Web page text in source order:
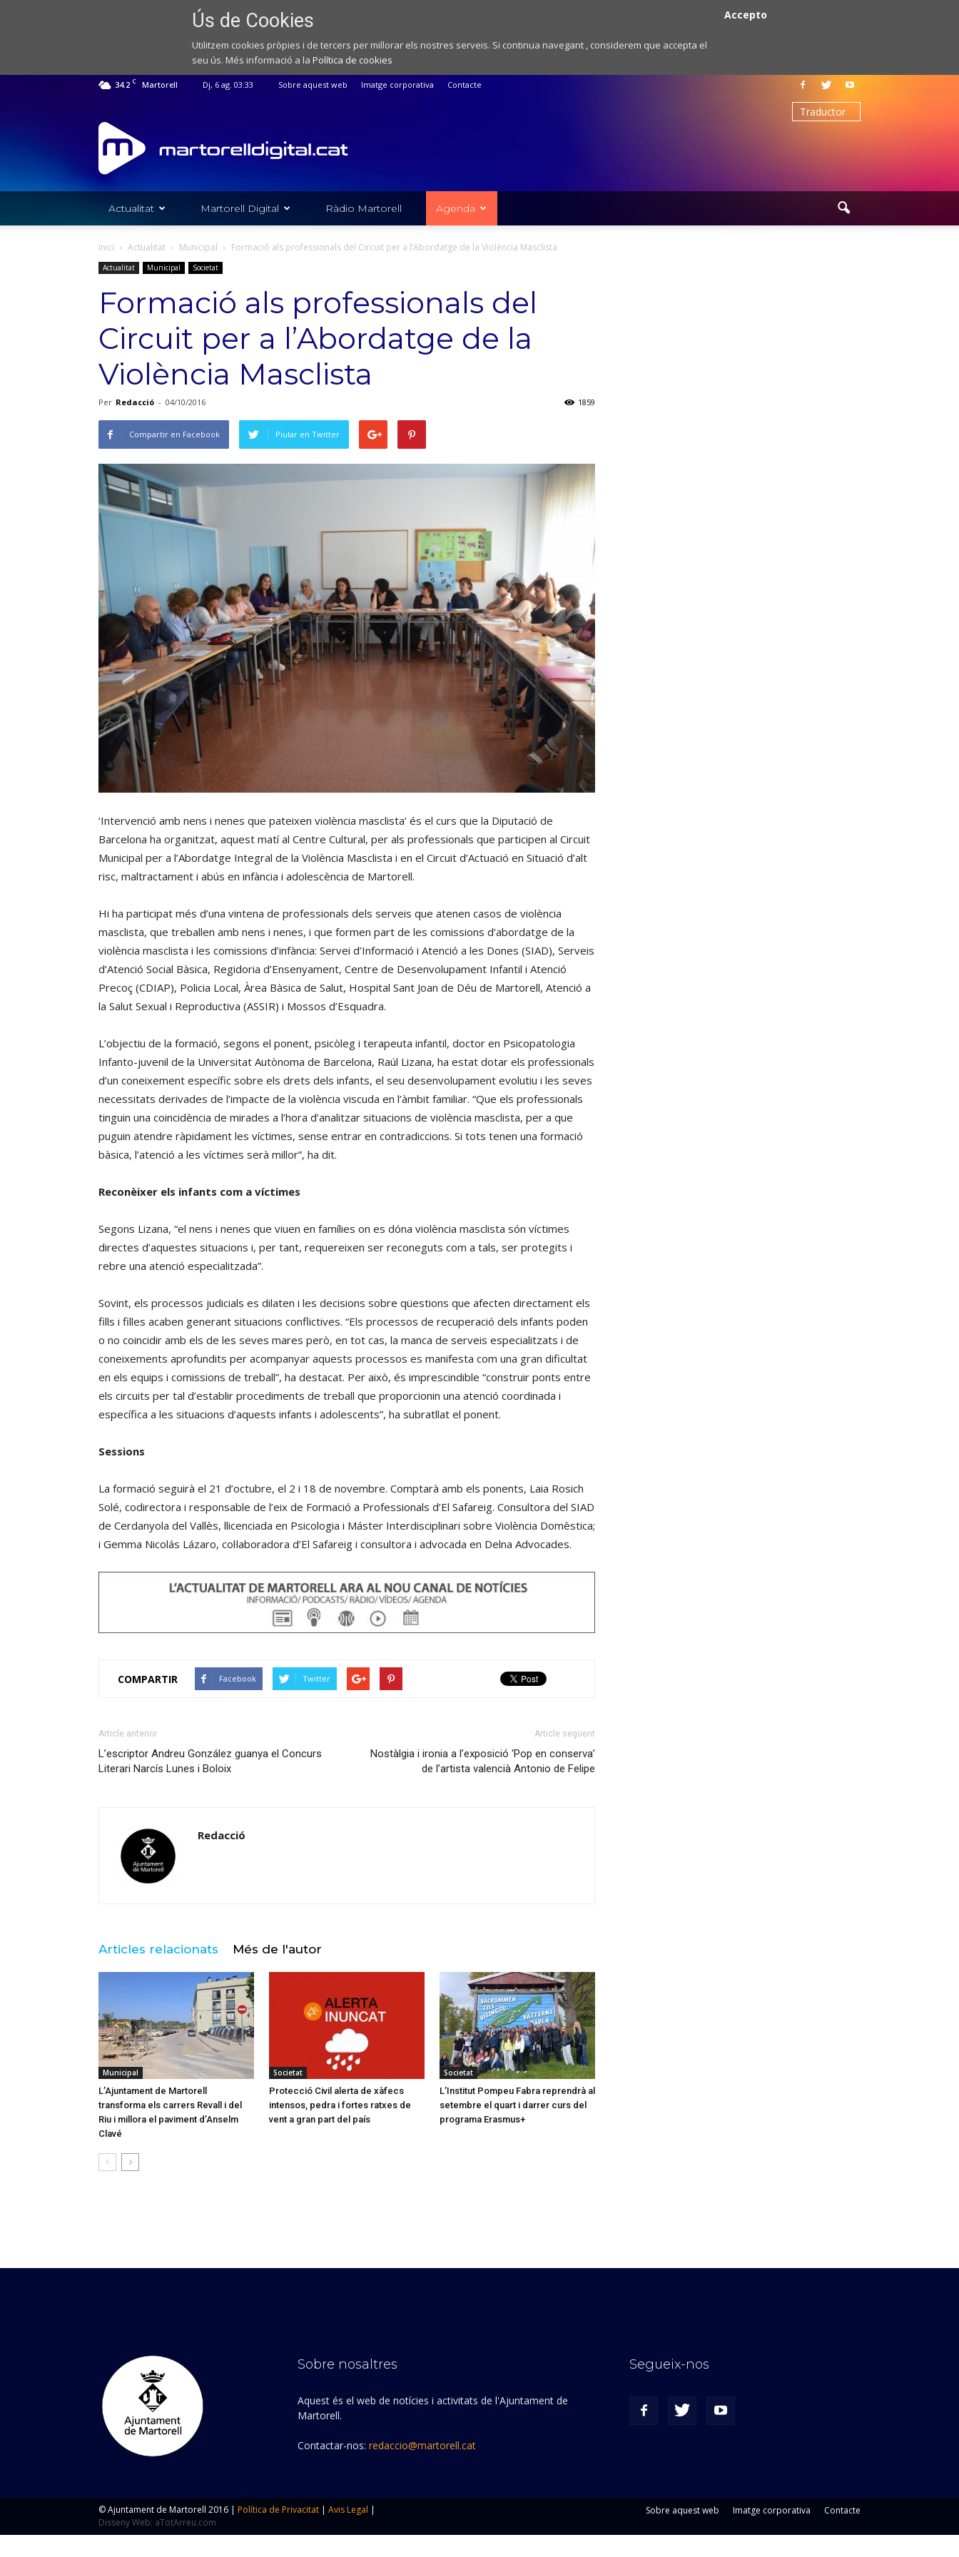
Ús de Cookies
Utilitzem cookies pròpies i de tercers per millorar els nostres serveis. Si continua navegant , considerem que accepta el
seu ús. Més informació a la Política de cookies
Accepto
34.2 C Martorell Dj, 6 ag. 03:33 Sobre aquest web Imatge corporativa Contacte
Web
de
notícies
de
l'Ajuntament
Martorell
Actualitat Martorell Digital Ràdio Martorell Agenda
Inici Actualitat Municipal Formació als professionals del Circuit per a l’Abordatge de la Violència Masclista
Actualitat Municipal Societat
Formació als professionals del
Circuit per a l’Abordatge de la
Violència Masclista
Per Redacció - 04/10/2016 1859
Compartir en Facebook Piular en Twitter
‘Intervenció amb nens i nenes que pateixen violència masclista’ és el curs que la Diputació de
Barcelona ha organitzat, aquest matí al Centre Cultural, per als professionals que participen al Circuit
Municipal per a l’Abordatge Integral de la Violència Masclista i en el Circuit d’Actuació en Situació d’alt
risc, maltractament i abús en infància i adolescència de Martorell.
Hi ha participat més d’una vintena de professionals dels serveis que atenen casos de violència
masclista, que treballen amb nens i nenes, i que formen part de les comissions d’abordatge de la
violència masclista i les comissions d’infància: Servei d’Informació i Atenció a les Dones (SIAD), Serveis
d’Atenció Social Bàsica, Regidoria d’Ensenyament, Centre de Desenvolupament Infantil i Atenció
Precoç (CDIAP), Policia Local, Àrea Bàsica de Salut, Hospital Sant Joan de Déu de Martorell, Atenció a
la Salut Sexual i Reproductiva (ASSIR) i Mossos d’Esquadra.
L’objectiu de la formació, segons el ponent, psicòleg i terapeuta infantil, doctor en Psicopatologia
Infanto-juvenil de la Universitat Autònoma de Barcelona, Raúl Lizana, ha estat dotar els professionals
d’un coneixement específic sobre els drets dels infants, el seu desenvolupament evolutiu i les seves
necessitats derivades de l’impacte de la violència viscuda en l’àmbit familiar. “Que els professionals
tinguin una coincidència de mirades a l’hora d’analitzar situacions de violència masclista, per a que
puguin atendre ràpidament les víctimes, sense entrar en contradiccions. Si tots tenen una formació
bàsica, l’atenció a les víctimes serà millor”, ha dit.
Reconèixer els infants com a víctimes
Segons Lizana, “el nens i nenes que viuen en famílies on es dóna violència masclista són víctimes
directes d’aquestes situacions i, per tant, requereixen ser reconeguts com a tals, ser protegits i
rebre una atenció especialitzada”.
Sovint, els processos judicials es dilaten i les decisions sobre qüestions que afecten directament els
fills i filles acaben generant situacions conflictives. “Els processos de recuperació dels infants poden
o no coincidir amb els de les seves mares però, en tot cas, la manca de serveis especialitzats i de
coneixements aprofundits per acompanyar aquests processos es manifesta com una gran dificultat
en els equips i comissions de treball”, ha destacat. Per això, és imprescindible “construir ponts entre
els circuits per tal d’establir procediments de treball que proporcionin una atenció coordinada i
específica a les situacions d’aquests infants i adolescents”, ha subratllat el ponent.
Sessions
La formació seguirà el 21 d’octubre, el 2 i 18 de novembre. Comptarà amb els ponents, Laia Rosich
Solé, codirectora i responsable de l’eix de Formació a Professionals d’El Safareig. Consultora del SIAD
de Cerdanyola del Vallès, llicenciada en Psicologia i Máster Interdisciplinari sobre Violència Domèstica;
i Gemma Nicolás Lázaro, col·laboradora d’El Safareig i consultora i advocada en Delna Advocades.
COMPARTIR Facebook Twitter
Article anterior
L’escriptor Andreu González guanya el Concurs
Literari Narcís Lunes i Boloix
Article següent
Nostàlgia i ironia a l’exposició ‘Pop en conserva’
de l’artista valencià Antonio de Felipe
Redacció
Articles relacionats Més de l'autor
Municipal
L’Ajuntament de Martorell
transforma els carrers Revall i del
Riu i millora el paviment d’Anselm
Clavé
Societat
Protecció Civil alerta de xàfecs
intensos, pedra i fortes ratxes de
vent a gran part del país
Societat
L’Institut Pompeu Fabra reprendrà al
setembre el quart i darrer curs del
programa Erasmus+
Sobre nosaltres
Aquest és el web de notícies i activitats de l'Ajuntament de
Martorell.
Contactar-nos: redaccio@martorell.cat
Segueix-nos
Sobre aquest web Imatge corporativa Contacte
© Ajuntament de Martorell 2016 | Política de Privacitat | Avis Legal |
Disseny Web: aTotArreu.com